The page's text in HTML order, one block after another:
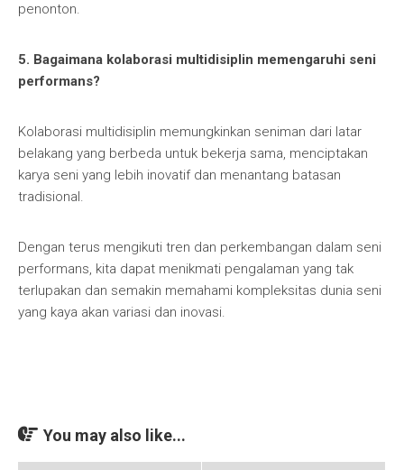
penonton.
5. Bagaimana kolaborasi multidisiplin memengaruhi seni
performans?
Kolaborasi multidisiplin memungkinkan seniman dari latar
belakang yang berbeda untuk bekerja sama, menciptakan
karya seni yang lebih inovatif dan menantang batasan
tradisional.
Dengan terus mengikuti tren dan perkembangan dalam seni
performans, kita dapat menikmati pengalaman yang tak
terlupakan dan semakin memahami kompleksitas dunia seni
yang kaya akan variasi dan inovasi.
You may also like...